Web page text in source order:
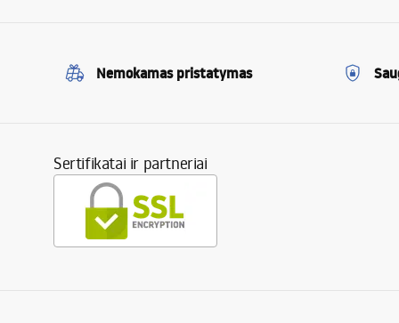
Nemokamas pristatymas
Sertifikatai ir partneriai